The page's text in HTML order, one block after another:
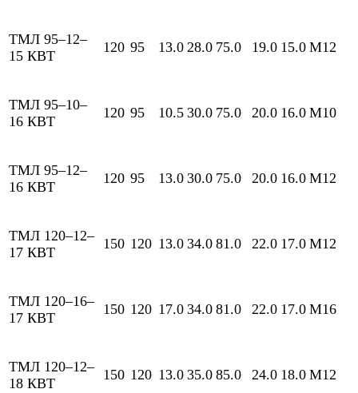
ТМЛ 95–12–
15 КВТ
120 95 13.0 28.0 75.0 19.0 15.0 М12
ТМЛ 95–10–
16 КВТ
120 95 10.5 30.0 75.0 20.0 16.0 М10
ТМЛ 95–12–
16 КВТ
120 95 13.0 30.0 75.0 20.0 16.0 М12
ТМЛ 120–12–
17 КВТ
150 120 13.0 34.0 81.0 22.0 17.0 М12
ТМЛ 120–16–
17 КВТ
150 120 17.0 34.0 81.0 22.0 17.0 М16
ТМЛ 120–12–
18 КВТ
150 120 13.0 35.0 85.0 24.0 18.0 М12